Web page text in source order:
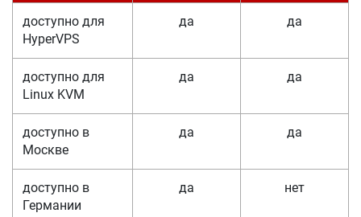
доступно для
HyperVPS
да да
доступно для
Linux KVM
да да
доступно в
Москве
да да
доступно в
Германии
да нет